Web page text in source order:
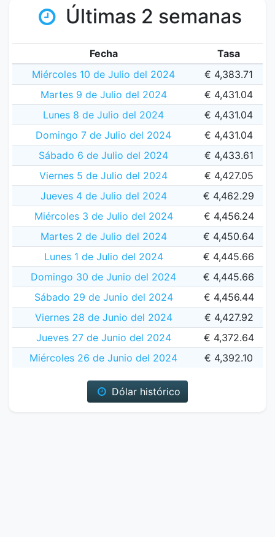
Últimas 2 semanas
Fecha
Tasa
Miércoles 10 de Julio del 2024
€ 4,383.71
Martes 9 de Julio del 2024
€ 4,431.04
Lunes 8 de Julio del 2024
€ 4,431.04
Domingo 7 de Julio del 2024
€ 4,431.04
Sábado 6 de Julio del 2024
€ 4,433.61
Viernes 5 de Julio del 2024
€ 4,427.05
Jueves 4 de Julio del 2024
€ 4,462.29
Miércoles 3 de Julio del 2024
€ 4,456.24
Martes 2 de Julio del 2024
€ 4,450.64
Lunes 1 de Julio del 2024
€ 4,445.66
Domingo 30 de Junio del 2024
€ 4,445.66
Sábado 29 de Junio del 2024
€ 4,456.44
Viernes 28 de Junio del 2024
€ 4,427.92
Jueves 27 de Junio del 2024
€ 4,372.64
Miércoles 26 de Junio del 2024
€ 4,392.10
Dólar histórico